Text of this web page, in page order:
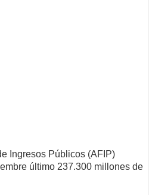
Ingresos Públicos (AFIP)
último 237.300 millones de